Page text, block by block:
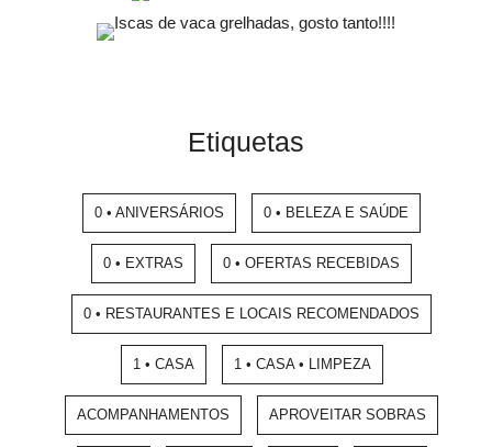
Etiquetas
0 • ANIVERSÁRIOS 0 • BELEZA E SAÚDE
0 • EXTRAS 0 • OFERTAS RECEBIDAS
0 • RESTAURANTES E LOCAIS RECOMENDADOS
1 • CASA 1 • CASA • LIMPEZA
ACOMPANHAMENTOS APROVEITAR SOBRAS